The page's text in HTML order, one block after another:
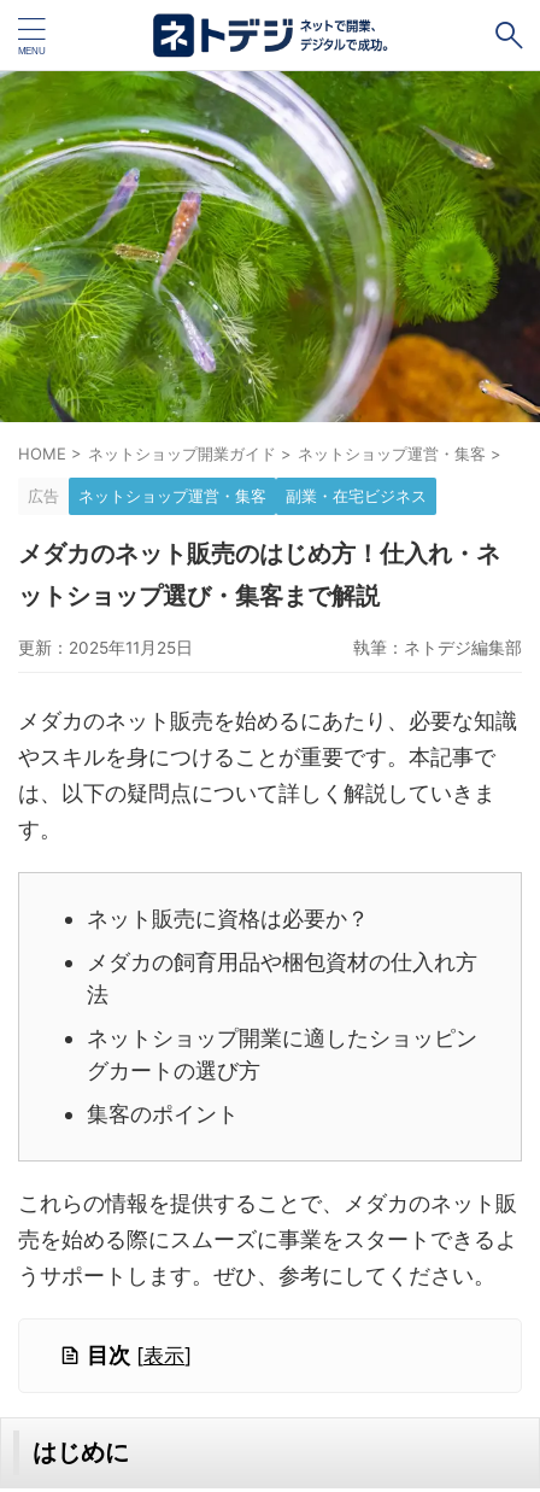
タグ
キャッシュレス Square BASE STORES
ネットショップ開設１vs１ 無料ネットショップ
予約管理システム Shopify Air ビジネスツールズ
ペライチ キャッシュレス決済端末１vs１ ジンドゥー
POSレジ スマレジ カラーミーショップ Wix
楽天ペイ stera pack WordPress
ハンドメイド販売 ホームページ作成サービス１vs１
グーペ デジタルコンテンツ販売 仕入れサイト
HOME > ネットショップ開業ガイド > ネットショップ運営・集客 >
広告 ネットショップ運営・集客 副業・在宅ビジネス
メダカのネット販売のはじめ方！仕入れ・ネ
ットショップ選び・集客まで解説
更新：2025年11月25日 執筆： ネトデジ編集部
メダカのネット販売を始めるにあたり、必要な知識
やスキルを身につけることが重要です。本記事で
は、以下の疑問点について詳しく解説していきま
す。
ネット販売に資格は必要か？
メダカの飼育用品や梱包資材の仕入れ方
法
ネットショップ開業に適したショッピン
グカートの選び方
集客のポイント
これらの情報を提供することで、メダカのネット販
売を始める際にスムーズに事業をスタートできるよ
うサポートします。ぜひ、参考にしてください。
目次 [表示]
はじめに